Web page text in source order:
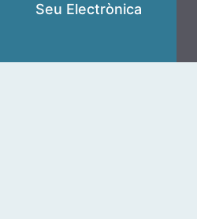
Seu Electrònica